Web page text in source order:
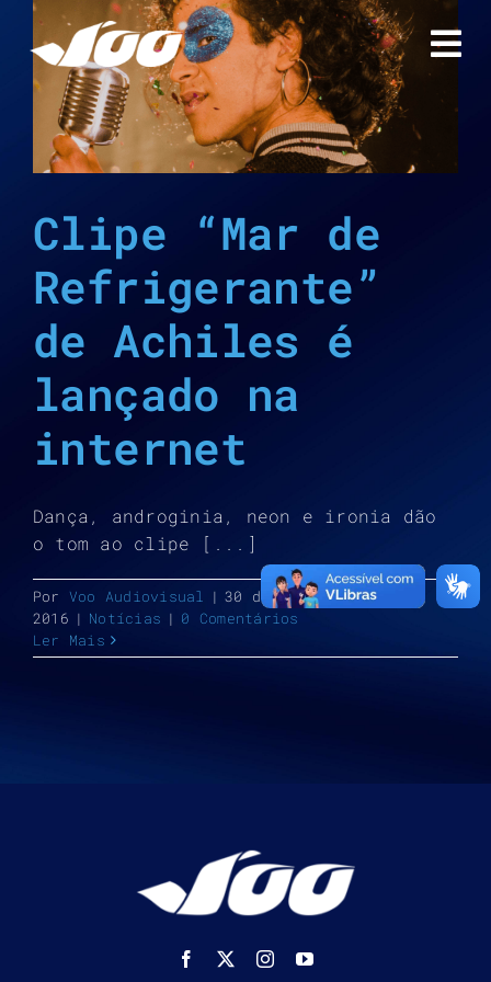
para
conteúdo
Clipe “Mar de
Refrigerante”
de Achiles é
lançado na
internet
Dança, androginia, neon e ironia dão
o tom ao clipe [...]
Por Voo Audiovisual | 30 de novembro de
2016 | Notícias | 0 Comentários
Ler Mais